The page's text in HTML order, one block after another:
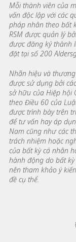
Mỗi thành viên của
vấn độc lập với các
pháp nhân theo bất
RSM được quản lý
được đăng ký thành
đặt tại số 200
Nhãn hiệu và
được sử dụng bởi
sở hữu của Hiệp hội
theo Điều 60 của
được trình bày trên
để tư vấn hay áp
Nam cũng như các
trách nhiệm hoặc
của bất kỳ cá nhân
hành động do bất
nên tham khảo ý
đề cụ thể.
Footer